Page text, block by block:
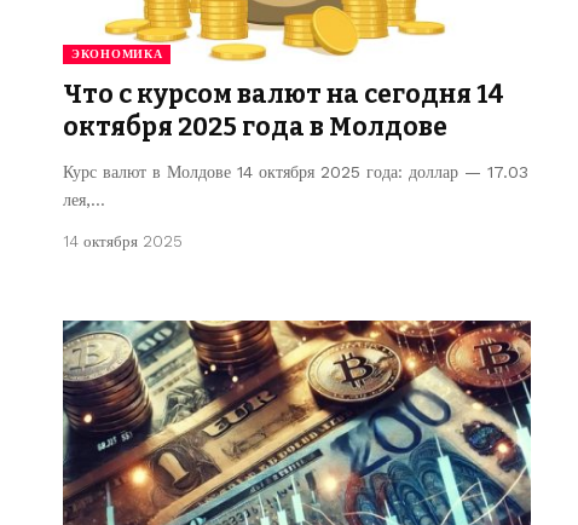
ЭКОНОМИКА
Что с курсом валют на сегодня 14
октября 2025 года в Молдове
Курс валют в Молдове 14 октября 2025 года: доллар — 17.03
лея,…
14 октября 2025